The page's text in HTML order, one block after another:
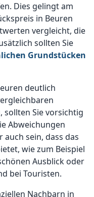
Dies gelingt am
in Beuren
vergleicht, die
sollten Sie
Grundstücken
deutlich
sollten Sie vorsichtig
Abweichungen
sein, dass das
wie zum Beispiel
Ausblick oder
bei Touristen.
Nachbarn in